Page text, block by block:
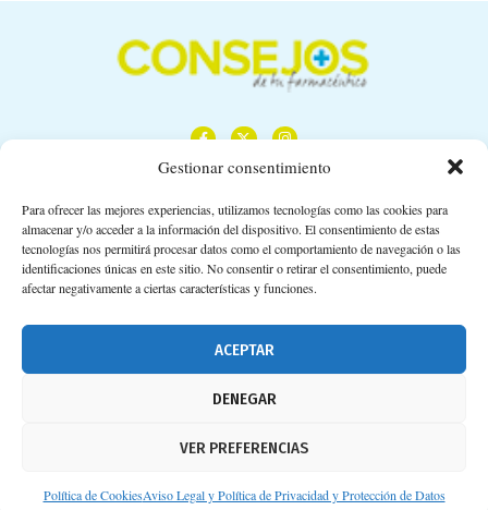
Gestionar consentimiento
Para ofrecer las mejores experiencias, utilizamos tecnologías como las cookies para
almacenar y/o acceder a la información del dispositivo. El consentimiento de estas
tecnologías nos permitirá procesar datos como el comportamiento de navegación o las
identificaciones únicas en este sitio. No consentir o retirar el consentimiento, puede
afectar negativamente a ciertas características y funciones.
ACEPTAR
DENEGAR
VER PREFERENCIAS
Política de CookiesAviso Legal y Política de Privacidad y Protección de Datos
Calle Camino de los Descubrimientos, 11,
Planta 3ª 41092 – Sevilla
674 02 62 03
Aviso legal
Protección de datos personales
Suscripción a Newsletter